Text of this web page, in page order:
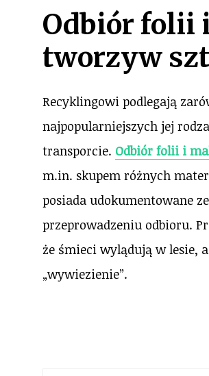
Odbiór folii
tworzyw
Recyklingowi podlegają
najpopularniejszych jej
transporcie. Odbiór folii i
m.in. skupem różnych
posiada udokumentowane
przeprowadzeniu odbioru.
że śmieci wylądują w lesie,
„wywiezienie”.